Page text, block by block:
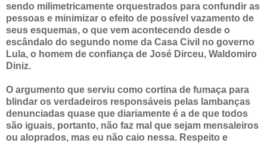
sendo milimetricamente orquestrados para confundir as
pessoas e minimizar o efeito de possível vazamento de
seus esquemas, o que vem acontecendo desde o
escândalo do segundo nome da Casa Civil no governo
Lula, o homem de confiança de José Dirceu, Waldomiro
Diniz.
O argumento que serviu como cortina de fumaça para
blindar os verdadeiros responsáveis pelas lambanças
denunciadas quase que diariamente é a de que todos
são iguais, portanto, não faz mal que sejam mensaleiros
ou aloprados, mas eu não caio nessa. Respeito e